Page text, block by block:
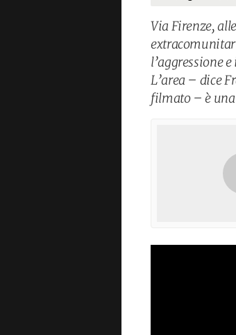
Via Firenze,
l’aggressione
L’area – dice
filmato – è una